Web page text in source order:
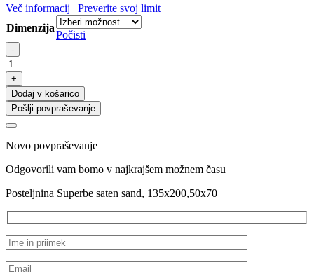
Več informacij | Preverite svoj limit
Dimenzija
Počisti
Posteljnina
Superbe
saten
sand,
135x200,50x70
količina
-
+
Dodaj v košarico
Pošlji povpraševanje
Novo povpraševanje
Odgovorili vam bomo v najkrajšem možnem času
Posteljnina Superbe saten sand, 135x200,50x70